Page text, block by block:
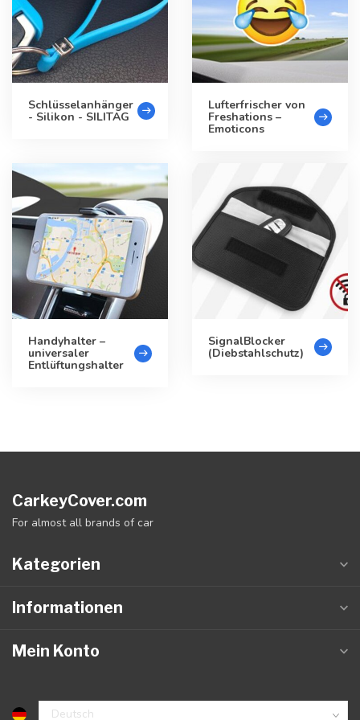
Schlüsselanhänger
- Silikon - SILITAG
Lufterfrischer von
Freshations –
Emoticons
Handyhalter –
universaler
Entlüftungshalter
SignalBlocker
(Diebstahlschutz)
CarkeyCover.com
For almost all brands of car
Kategorien
Informationen
Mein Konto